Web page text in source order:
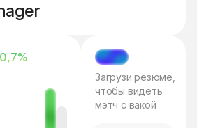
МЭТЧ
Загрузи резюме,
чтобы видеть
мэтч с вакой